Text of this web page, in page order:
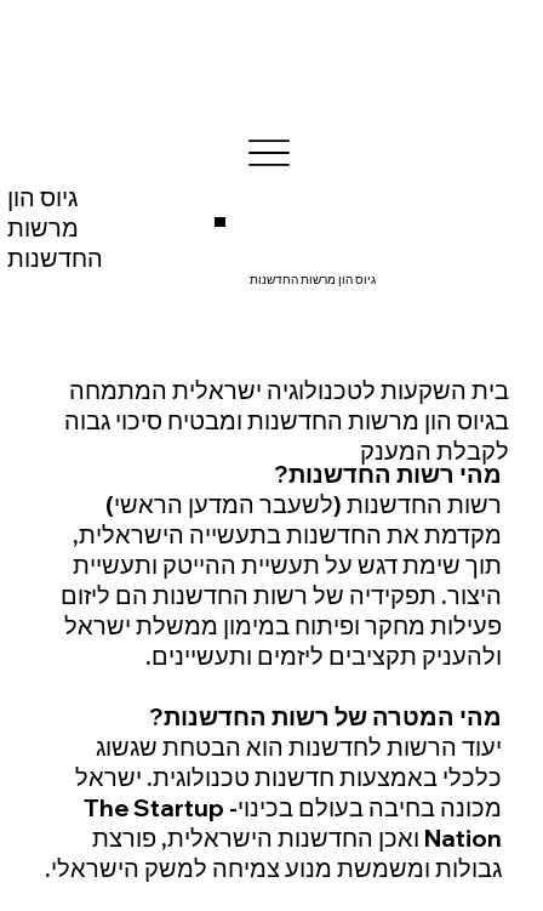
גיוס הון
מרשות
החדשנות
גיוס הון מרשות החדשנות
בית השקעות לטכנולוגיה ישראלית המתמחה
בגיוס הון מרשות החדשנות ומבטיח סיכוי גבוה
לקבלת המענק
מהי רשות החדשנות?
רשות החדשנות (לשעבר המדען הראשי)
מקדמת את החדשנות בתעשייה הישראלית,
תוך שימת דגש על תעשיית ההייטק ותעשיית
היצור. תפקידיה של רשות החדשנות הם ליזום
פעילות מחקר ופיתוח במימון ממשלת ישראל
ולהעניק תקציבים ליזמים ותעשיינים.
מהי המטרה של רשות החדשנות?
יעוד הרשות לחדשנות הוא הבטחת שגשוג
כלכלי באמצעות חדשנות טכנולוגית. ישראל
מכונה בחיבה בעולם בכינוי- The Startup
Nation ואכן החדשנות הישראלית, פורצת
גבולות ומשמשת מנוע צמיחה למשק הישראלי.